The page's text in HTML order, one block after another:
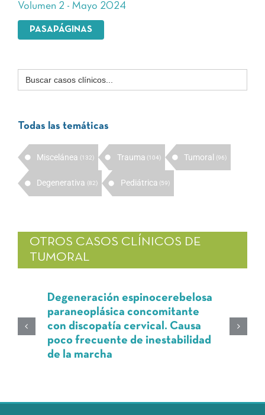
Volumen 2 - Mayo 2024
PASAPÁGINAS
Buscar:
Todas las temáticas
Miscelánea (132) Trauma (104) Tumoral (96)
Degenerativa (82) Pediátrica (59)
OTROS CASOS CLÍNICOS DE
TUMORAL
Degeneración espinocerebelosa
paraneoplásica concomitante
con discopatía cervical. Causa
poco frecuente de inestabilidad
de la marcha